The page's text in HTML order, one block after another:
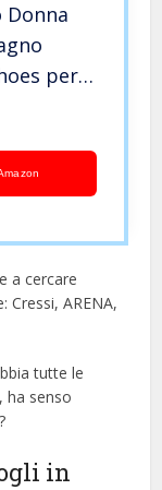
Donna
per
a cercare
Cressi, ARENA,
tutte le
ha senso
in